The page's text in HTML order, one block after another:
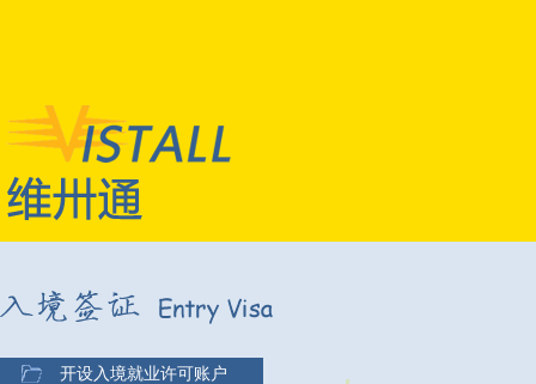
开设入境就业许可账户